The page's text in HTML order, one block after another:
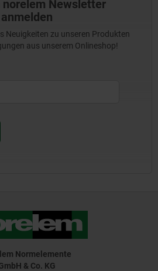
Newsletter
anmelden
Neuigkeiten zu unseren Produkten
aus unserem Onlineshop!
Normelemente
& Co. KG